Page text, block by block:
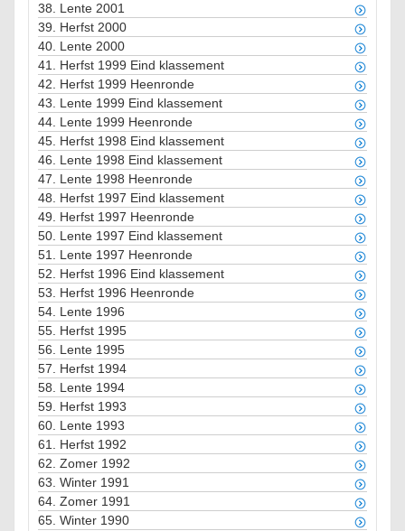
38. Lente 2001
39. Herfst 2000
40. Lente 2000
41. Herfst 1999 Eind klassement
42. Herfst 1999 Heenronde
43. Lente 1999 Eind klassement
44. Lente 1999 Heenronde
45. Herfst 1998 Eind klassement
46. Lente 1998 Eind klassement
47. Lente 1998 Heenronde
48. Herfst 1997 Eind klassement
49. Herfst 1997 Heenronde
50. Lente 1997 Eind klassement
51. Lente 1997 Heenronde
52. Herfst 1996 Eind klassement
53. Herfst 1996 Heenronde
54. Lente 1996
55. Herfst 1995
56. Lente 1995
57. Herfst 1994
58. Lente 1994
59. Herfst 1993
60. Lente 1993
61. Herfst 1992
62. Zomer 1992
63. Winter 1991
64. Zomer 1991
65. Winter 1990